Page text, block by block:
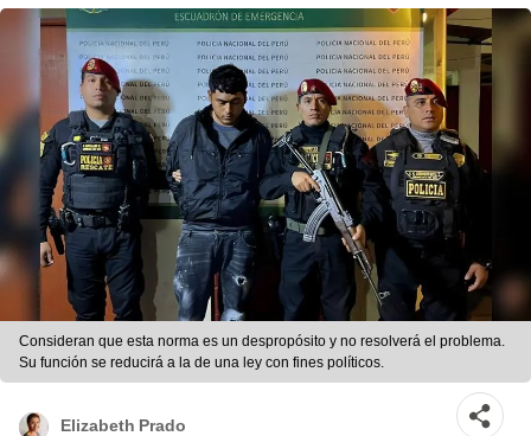
Consideran que esta norma es un despropósito y no resolverá el problema.
Su función se reducirá a la de una ley con fines políticos.
Elizabeth Prado